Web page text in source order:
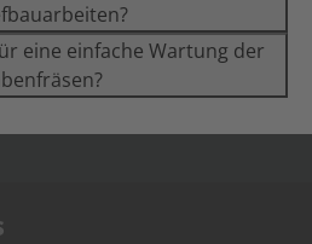
eine einfache Wartung der